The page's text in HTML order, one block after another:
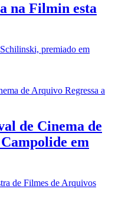
na Filmin esta
premiado em
de Cinema de
em
de Filmes de Arquivos